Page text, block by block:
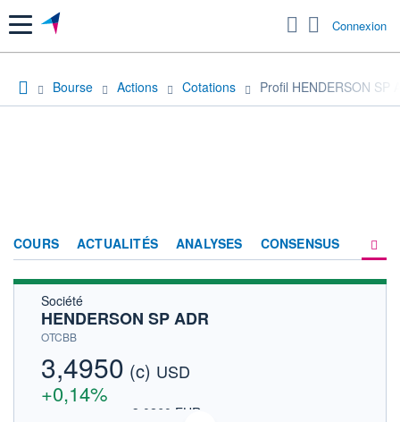
Menu Connexion
Bourse Actions Cotations Profil HENDERSON SP
COURS ACTUALITÉS ANALYSES CONSENSUS
Société
HENDERSON SP ADR
OTCBB
3,4950 (c) USD
+0,14%
3,0260 EUR